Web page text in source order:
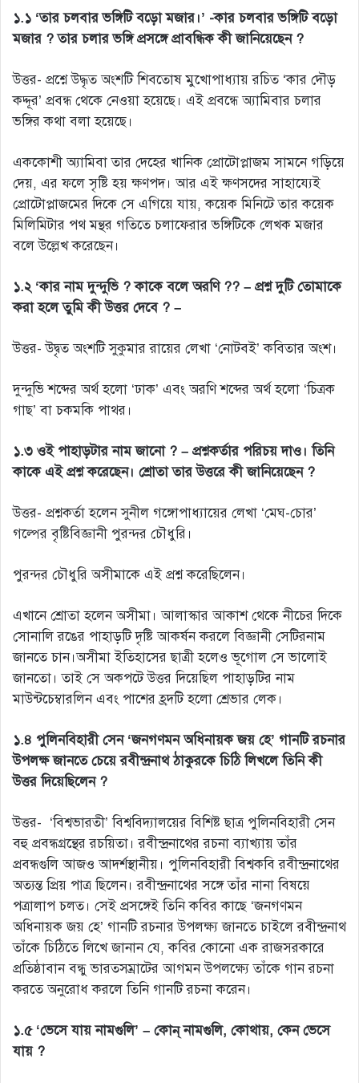
১.১ ‘তার চলবার ভঙ্গিটি বড়ো মজার।’ -কার চলবার ভঙ্গিটি বড়ো
মজার ? তার চলার ভঙ্গি প্রসঙ্গে প্রাবন্ধিক কী জানিয়েছেন ?
উত্তর- প্রশ্নে উদ্ধৃত অংশটি শিবতোষ মুখোপাধ্যায় রচিত ‘কার দৌড়
কদ্দূর’ প্রবন্ধ থেকে নেওয়া হয়েছে। এই প্রবন্ধে অ্যামিবার চলার
ভঙ্গির কথা বলা হয়েছে।
এককোশী অ্যামিবা তার দেহের খানিক প্রোটোপ্লাজম সামনে গড়িয়ে
দেয়, এর ফলে সৃষ্টি হয় ক্ষণপদ। আর এই ক্ষণসদের সাহায্যেই
প্রোটোপ্লাজমের দিকে সে এগিয়ে যায়, কয়েক মিনিটে তার কয়েক
মিলিমিটার পথ মন্থর গতিতে চলাফেরার ভঙ্গিটিকে লেখক মজার
বলে উল্লেখ করেছেন।
১.২ ‘কার নাম দুন্দুভি ? কাকে বলে অরণি ?? – প্রশ্ন দুটি তোমাকে
করা হলে তুমি কী উত্তর দেবে ? –
উত্তর- উদ্বৃত অংশটি সুকুমার রায়ের লেখা ‘নোটবই’ কবিতার অংশ।
দুন্দুভি শব্দের অর্থ হলো ‘ঢাক’ এবং অরণি শব্দের অর্থ হলো ‘চিত্রক
গাছ’ বা চকমকি পাথর।
১.৩ ওই পাহাড়টার নাম জানো ? – প্রশ্নকর্তার পরিচয় দাও। তিনি
কাকে এই প্রশ্ন করেছেন। শ্রোতা তার উত্তরে কী জানিয়েছেন ?
উত্তর- প্রশ্নকর্তা হলেন সুনীল গঙ্গোপাধ্যায়ের লেখা ‘মেঘ-চোর’
গল্পের বৃষ্টিবিজ্ঞানী পুরন্দর চৌধুরি।
পুরন্দর চৌধুরি অসীমাকে এই প্রশ্ন করেছিলেন।
এখানে শ্রোতা হলেন অসীমা। আলাস্কার আকাশ থেকে নীচের দিকে
সোনালি রঙের পাহাড়টি দৃষ্টি আকর্ষন করলে বিজ্ঞানী সেটিরনাম
জানতে চান।অসীমা ইতিহাসের ছাত্রী হলেও ভূগোল সে ভালোই
জানতো। তাই সে অকপটে উত্তর দিয়েছিল পাহাড়টির নাম
মাউন্টচেম্বারলিন এবং পাশের হ্রদটি হলো শ্রেভার লেক।
১.৪ পুলিনবিহারী সেন ‘জনগণমন অধিনায়ক জয় হে’ গানটি রচনার
উপলক্ষ জানতে চেয়ে রবীন্দ্রনাথ ঠাকুরকে চিঠি লিখলে তিনি কী
উত্তর দিয়েছিলেন ?
উত্তর- ‘বিশ্বভারতী’ বিশ্ববিদ্যালয়ের বিশিষ্ট ছাত্র পুলিনবিহারী সেন
বহু প্রবন্ধগ্রন্থের রচয়িতা। রবীন্দ্রনাথের রচনা ব্যাখ্যায় তাঁর
প্রবন্ধগুলি আজও আদর্শস্থানীয়। পুলিনবিহারী বিশ্বকবি রবীন্দ্রনাথের
অত্যন্ত প্রিয় পাত্র ছিলেন। রবীন্দ্রনাথের সঙ্গে তাঁর নানা বিষয়ে
পত্রালাপ চলত। সেই প্রসঙ্গেই তিনি কবির কাছে ‘জনগণমন
অধিনায়ক জয় হে’ গানটি রচনার উপলক্ষ্য জানতে চাইলে রবীন্দ্রনাথ
তাঁকে চিঠিতে লিখে জানান যে, কবির কোনো এক রাজসরকারে
প্রতিষ্ঠাবান বন্ধু ভারতসম্রাটের আগমন উপলক্ষ্যে তাঁকে গান রচনা
করতে অনুরোধ করলে তিনি গানটি রচনা করেন।
১.৫ ‘ভেসে যায় নামগুলি’ – কোন্ নামগুলি, কোথায়, কেন ভেসে
যায় ?